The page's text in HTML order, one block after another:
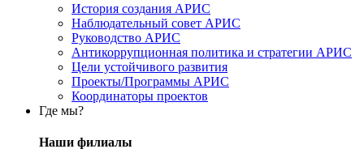
История создания АРИС
Наблюдательный совет АРИС
Руководство АРИС
Антикоррупционная политика и стратегии АРИС
Цели устойчивого развития
Проекты/Программы АРИС
Координаторы проектов
Где мы?
Наши филиалы